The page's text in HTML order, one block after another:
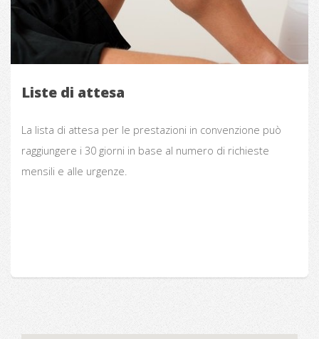
Liste di attesa
La lista di attesa per le prestazioni in convenzione può
raggiungere i 30 giorni in base al numero di richieste
mensili e alle urgenze.